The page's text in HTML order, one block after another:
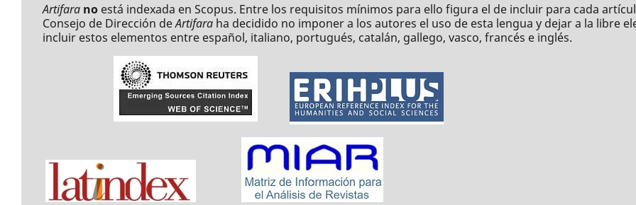
Artifara no está indexada en Scopus. Entre los requisitos mínimos para ello figura el de incluir para cada
Consejo de Dirección deArtifara ha decidido no imponer a los autores el uso de esta lengua y dejar a la libre
incluir estos elementos entre español, italiano, portugués, catalán, gallego, vasco, francés e inglés.